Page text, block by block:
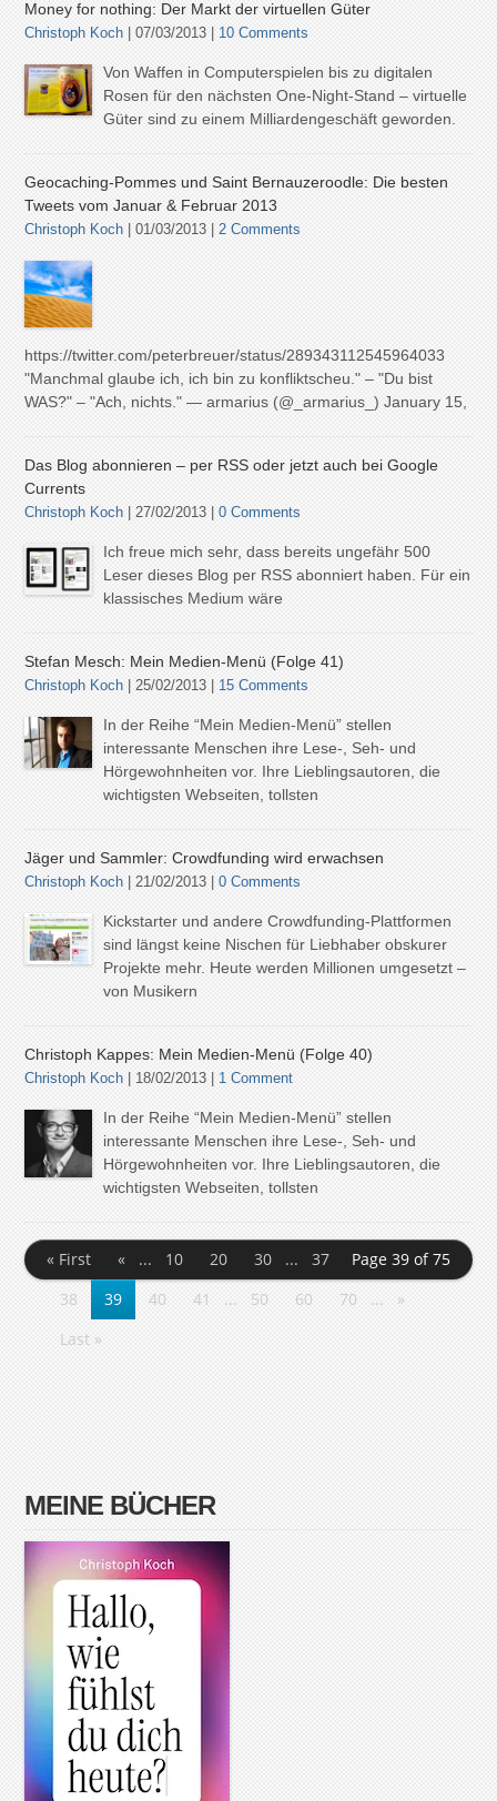
Money for nothing: Der Markt der virtuellen Güter
Christoph Koch | 07/03/2013 | 10 Comments
Von Waffen in Computerspielen bis zu digitalen
Rosen für den nächsten One-Night-Stand – virtuelle
Güter sind zu einem Milliardengeschäft geworden.
Geocaching-Pommes und Saint Bernauzeroodle: Die besten
Tweets vom Januar & Februar 2013
Christoph Koch | 01/03/2013 |2 Comments
https://twitter.com/peterbreuer/status/289343112545964033
"Manchmal glaube ich, ich bin zu konfliktscheu." – "Du bist
WAS?" – "Ach, nichts." — armarius (@_armarius_) January 15,
Das Blog abonnieren – per RSS oder jetzt auch bei Google
Currents
Christoph Koch | 27/02/2013 |0 Comments
Ich freue mich sehr, dass bereits ungefähr 500
Leser dieses Blog per RSS abonniert haben. Für ein
klassisches Medium wäre
Stefan Mesch: Mein Medien-Menü (Folge 41)
Christoph Koch | 25/02/2013 | 15 Comments
In der Reihe “Mein Medien-Menü” stellen
interessante Menschen ihre Lese-, Seh- und
Hörgewohnheiten vor. Ihre Lieblingsautoren, die
wichtigsten Webseiten, tollsten
Jäger und Sammler: Crowdfunding wird erwachsen
Christoph Koch | 21/02/2013 |0 Comments
Kickstarter und andere Crowdfunding-Plattformen
sind längst keine Nischen für Liebhaber obskurer
Projekte mehr. Heute werden Millionen umgesetzt –
von Musikern
Christoph Kappes: Mein Medien-Menü (Folge 40)
Christoph Koch | 18/02/2013 | 1 Comment
In der Reihe “Mein Medien-Menü” stellen
interessante Menschen ihre Lese-, Seh- und
Hörgewohnheiten vor. Ihre Lieblingsautoren, die
wichtigsten Webseiten, tollsten
Page 39 of 75
« First « ... 10 20 30 ...
37
38
39 40 41 ... 50 60 70 ...
»
Last »
MEINE BÜCHER